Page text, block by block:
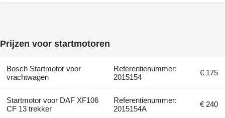
Prijzen voor startmotoren
Bosch Startmotor voor
vrachtwagen
Referentienummer:
2015154
€ 175
Startmotor voor DAF XF106
CF 13 trekker
Referentienummer:
2015154A
€ 240